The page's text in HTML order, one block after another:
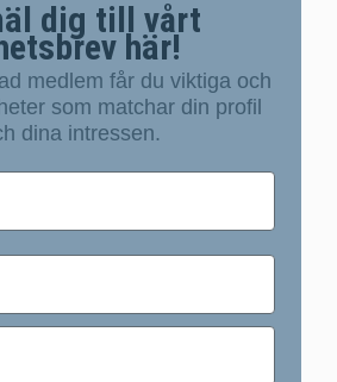
dig till vårt
här!
medlem får du viktiga och
som matchar din profil
dina intressen.